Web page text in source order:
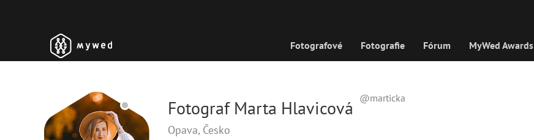
Fotografové Fotografie Fórum MyWed Awards
Fotograf Marta Hlavicová @marticka
Opava, Česko